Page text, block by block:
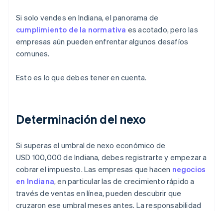
Si solo vendes en Indiana, el panorama de
cumplimiento de la normativa es acotado, pero las
empresas aún pueden enfrentar algunos desafíos
comunes.
Esto es lo que debes tener en cuenta.
Determinación del nexo
Si superas el umbral de nexo económico de
USD 100,000 de Indiana, debes registrarte y empezar a
cobrar el impuesto. Las empresas que hacen negocios
en Indiana, en particular las de crecimiento rápido a
través de ventas en línea, pueden descubrir que
cruzaron ese umbral meses antes. La responsabilidad